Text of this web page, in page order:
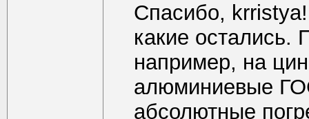
Спасибо,
какие остались.
например, на
алюминиевые
абсолютные